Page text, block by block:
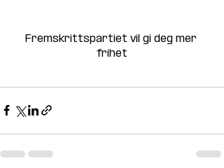
Fremskrittspartiet vil gi deg mer
frihet